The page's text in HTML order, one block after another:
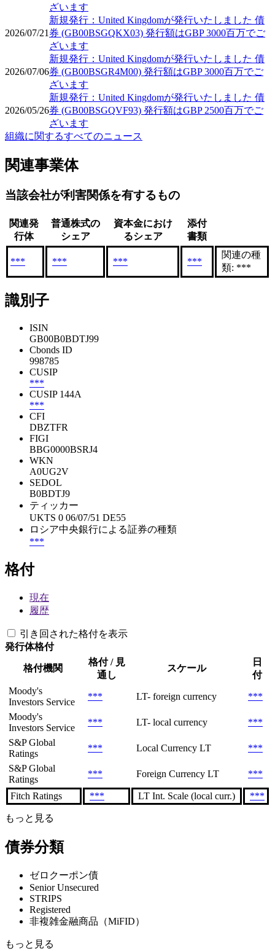
ざいます
2026/07/21
新規発行：United Kingdomが発行いたしました 債
券 (GB00BSGQKX03) 発行額はGBP 3000百万でご
ざいます
2026/07/06
新規発行：United Kingdomが発行いたしました 債
券 (GB00BSGR4M00) 発行額はGBP 3000百万でご
ざいます
2026/05/26
新規発行：United Kingdomが発行いたしました 債
券 (GB00BSGQVF93) 発行額はGBP 2500百万でご
ざいます
組織に関するすべてのニュース
関連事業体
当該会社が利害関係を有するもの
関連発
行体
普通株式の
シェア
資本金におけ
るシェア
添付
書類
*** *** *** ***
関連の種
類: ***
識別子
ISIN
GB00B0BDTJ99
Cbonds ID
998785
CUSIP
***
CUSIP 144A
***
CFI
DBZTFR
FIGI
BBG0000BSRJ4
WKN
A0UG2V
SEDOL
B0BDTJ9
ティッカー
UKTS 0 06/07/51 DE55
ロシア中央銀行による証券の種類
***
格付
現在
履歴
引き回された格付を表示
発行体格付
格付機関
格付 / 見
通し
スケール
日
付
Moody's
Investors Service
*** LT- foreign currency
***
Moody's
Investors Service
*** LT- local currency
***
S&P Global
Ratings
*** Local Currency LT
***
S&P Global
Ratings
*** Foreign Currency LT ***
Fitch Ratings *** LT Int. Scale (local curr.) ***
もっと見る
債券分類
ゼロクーポン債
Senior Unsecured
STRIPS
Registered
非複雑金融商品（MiFID）
もっと見る